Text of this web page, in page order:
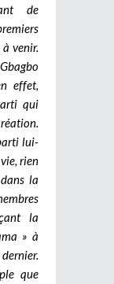
de
venir.
effet,
qui
lui-
rien
la
la
» à
que